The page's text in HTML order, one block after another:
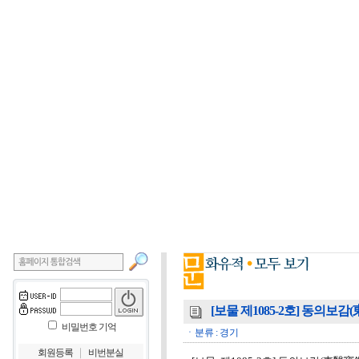
비밀번호 기억
회원등록 비번분실
[보물 제1085-2호] 동의보감(
ㆍ분류 : 경기